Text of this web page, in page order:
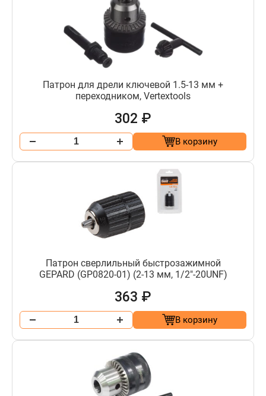
Патрон для дрели ключевой 1.5-13 мм +
переходником, Vertextools
302 ₽
В корзину
Патрон сверлильный быстрозажимной
GEPARD (GP0820-01) (2-13 мм, 1/2"-20UNF)
363 ₽
В корзину